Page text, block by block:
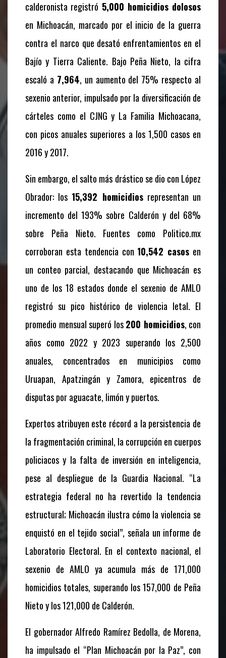
calderonista registró 5,000 homicidios dolosos
en Michoacán, marcado por el inicio de la guerra
contra el narco que desató enfrentamientos en el
Bajío y Tierra Caliente. Bajo Peña Nieto, la cifra
escaló a 7,964, un aumento del 75% respecto al
sexenio anterior, impulsado por la diversificación de
cárteles como el CJNG y La Familia Michoacana,
con picos anuales superiores a los 1,500 casos en
2016 y 2017.
Sin embargo, el salto más drástico se dio con López
Obrador: los 15,392 homicidiosrepresentan un
incremento del 193% sobre Calderón y del 68%
sobre Peña Nieto. Fuentes como Politico.mx
corroboran esta tendencia con 10,542 casos en
un conteo parcial, destacando que Michoacán es
uno de los 18 estados donde el sexenio de AMLO
registró su pico histórico de violencia letal. El
promedio mensual superó los200 homicidios, con
años como 2022 y 2023 superando los 2,500
anuales, concentrados en municipios como
Uruapan, Apatzingán y Zamora, epicentros de
disputas por aguacate, limón y puertos.
Expertos atribuyen este récord a la persistencia de
la fragmentación criminal, la corrupción en cuerpos
policiacos y la falta de inversión en inteligencia,
pese al despliegue de la Guardia Nacional. “La
estrategia federal no ha revertido la tendencia
estructural; Michoacán ilustra cómo la violencia se
enquistó en el tejido social”, señala un informe de
Laboratorio Electoral. En el contexto nacional, el
sexenio de AMLO ya acumula más de 171,000
homicidios totales, superando los 157,000 de Peña
Nieto y los 121,000 de Calderón.
El gobernador Alfredo Ramírez Bedolla, de Morena,
ha impulsado el “Plan Michoacán por la Paz”, con